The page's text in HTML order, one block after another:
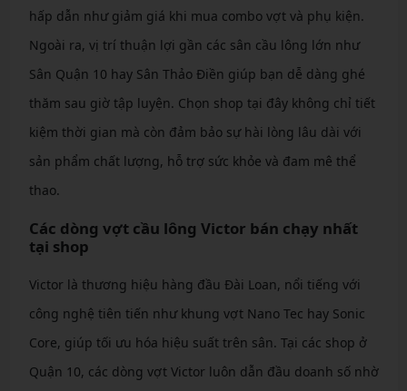
hấp dẫn như giảm giá khi mua combo vợt và phụ kiện.
Ngoài ra, vị trí thuận lợi gần các sân cầu lông lớn như
Sân Quận 10 hay Sân Thảo Điền giúp bạn dễ dàng ghé
thăm sau giờ tập luyện. Chọn shop tại đây không chỉ tiết
kiệm thời gian mà còn đảm bảo sự hài lòng lâu dài với
sản phẩm chất lượng, hỗ trợ sức khỏe và đam mê thể
thao.
Các dòng vợt cầu lông Victor bán chạy nhất
tại shop
Victor là thương hiệu hàng đầu Đài Loan, nổi tiếng với
công nghệ tiên tiến như khung vợt Nano Tec hay Sonic
Core, giúp tối ưu hóa hiệu suất trên sân. Tại các shop ở
Quận 10, các dòng vợt Victor luôn dẫn đầu doanh số nhờ